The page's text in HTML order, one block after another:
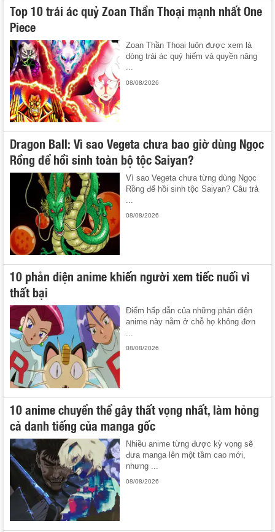
Top 10 trái ác quỷ Zoan Thần Thoại mạnh nhất One
Piece
Zoan Thần Thoại luôn được xem là
dòng trái ác quỷ hiếm và quyền năng
08/08/2026
Dragon Ball: Vì sao Vegeta chưa bao giờ dùng Ngọc
Rồng để hồi sinh toàn bộ tộc Saiyan?
Vì sao Vegeta chưa từng dùng Ngọc
Rồng để hồi sinh tộc Saiyan? Câu trả
08/08/2026
10 phản diện anime khiến người xem tiếc nuối vì
thất bại
Điểm hấp dẫn của những phản diện
anime này nằm ở chỗ họ không đơn
...
08/08/2026
10 anime chuyển thể gây thất vọng nhất, làm hỏng
cả danh tiếng của manga gốc
Nhiều anime từng được kỳ vọng sẽ
đưa manga lên một tầm cao mới,
nhưng ...
08/08/2026